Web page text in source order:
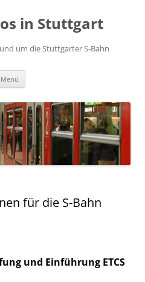
in Stuttgart
um die Stuttgarter S-Bahn
Menü
für die S-Bahn
und Einführung ETCS